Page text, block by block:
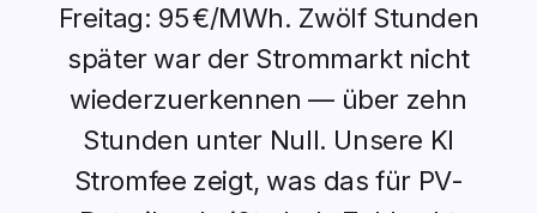
Freitag: 95 €/MWh. Zwölf Stunden
später war der Strommarkt nicht
wiederzuerkennen — über zehn
Stunden unter Null. Unsere KI
Stromfee zeigt, was das für PV-